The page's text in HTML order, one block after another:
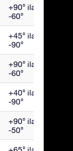
+90° ila
-60°
+45° ila
-90°
+90° ila
-60°
+40° ila
-90°
+90° ila
-50°